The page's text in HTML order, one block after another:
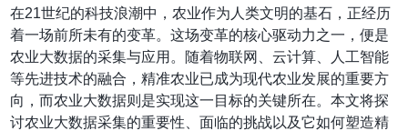
在21世纪的科技浪潮中，农业作为人类文明的基石，正经历
着一场前所未有的变革。这场变革的核心驱动力之一，便是
农业大数据的采集与应用。随着物联网、云计算、人工智能
等先进技术的融合，精准农业已成为现代农业发展的重要方
向，而农业大数据则是实现这一目标的关键所在。本文将探
讨农业大数据采集的重要性、面临的挑战以及它如何塑造精